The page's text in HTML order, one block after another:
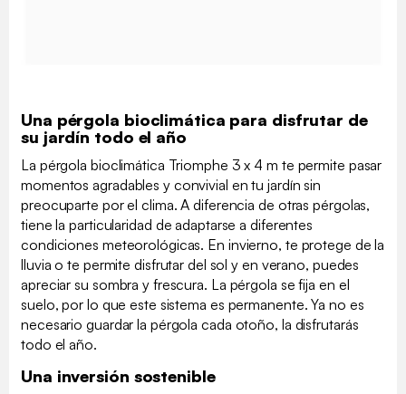
Una pérgola bioclimática para disfrutar de
su jardín todo el año
La pérgola bioclimática Triomphe 3 x 4 m te permite pasar
momentos agradables y convivial en tu jardín sin
preocuparte por el clima. A diferencia de otras pérgolas,
tiene la particularidad de adaptarse a diferentes
condiciones meteorológicas. En invierno, te protege de la
lluvia o te permite disfrutar del sol y en verano, puedes
apreciar su sombra y frescura. La pérgola se fija en el
suelo, por lo que este sistema es permanente. Ya no es
necesario guardar la pérgola cada otoño, la disfrutarás
todo el año.
Una inversión sostenible